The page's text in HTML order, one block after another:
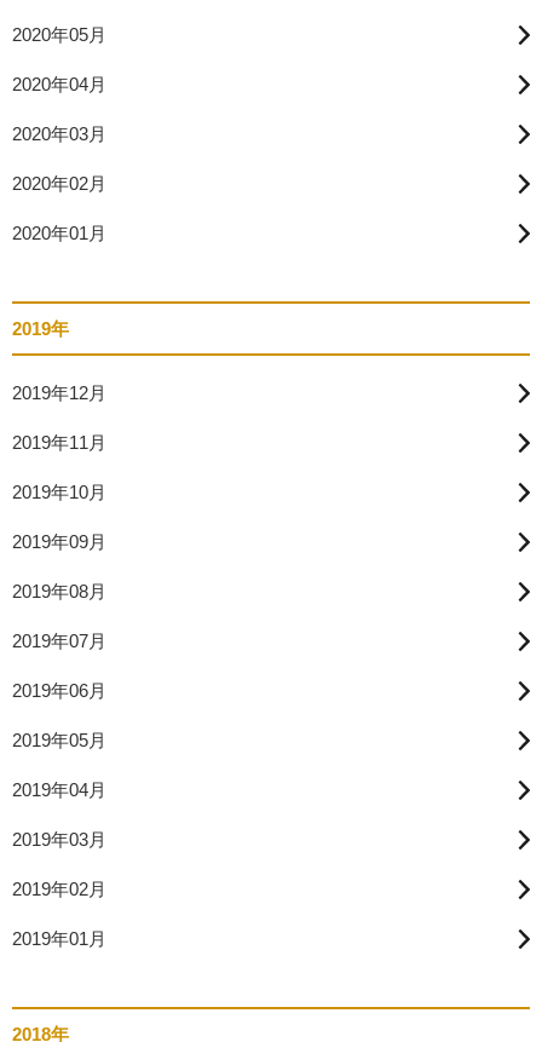
2020年05月
2020年04月
2020年03月
2020年02月
2020年01月
2019年
2019年12月
2019年11月
2019年10月
2019年09月
2019年08月
2019年07月
2019年06月
2019年05月
2019年04月
2019年03月
2019年02月
2019年01月
2018年